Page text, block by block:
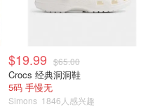
$19.99 $65.00
Crocs 经典洞洞鞋
5码 手慢无
Simons 1846人感兴趣